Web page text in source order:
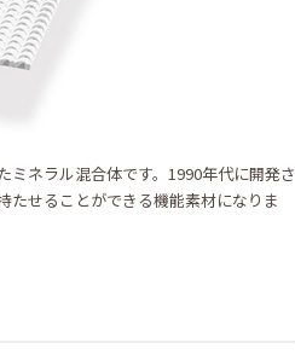
ネラル混合体です。1990年代に開発さ
たせることができる機能素材になりま